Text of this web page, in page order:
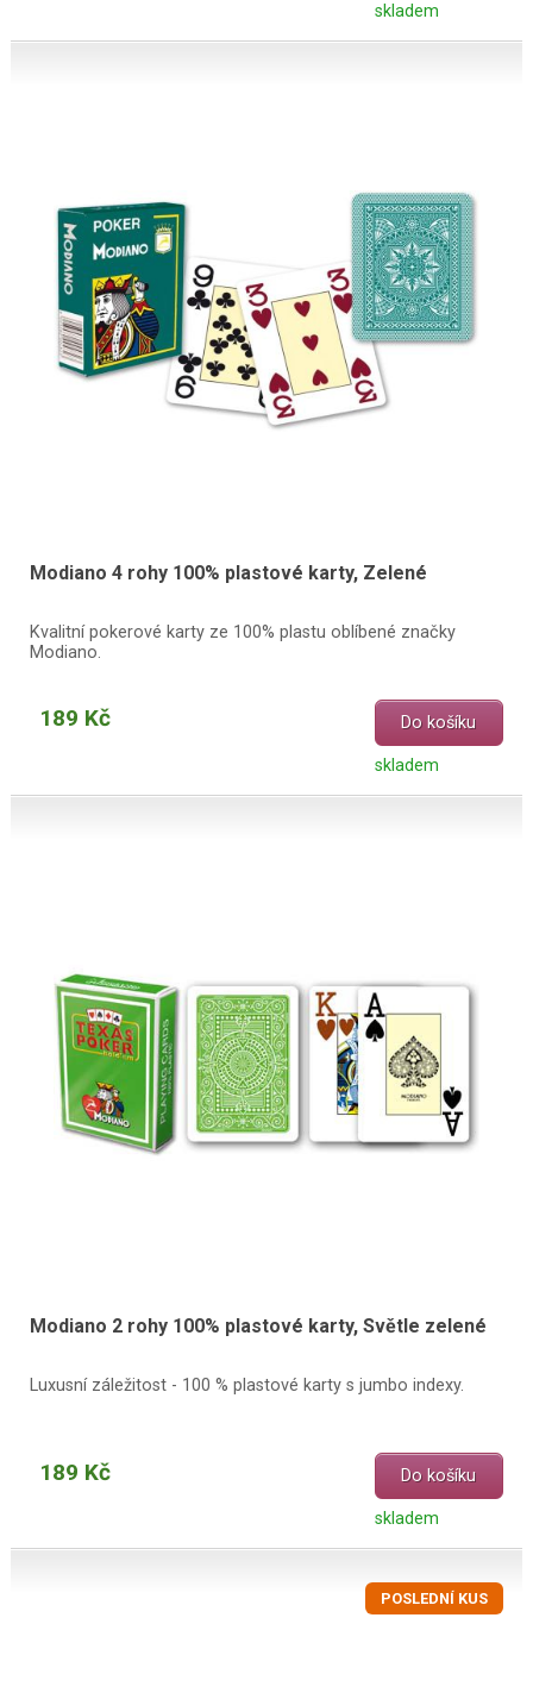
skladem
Modiano 4 rohy 100% plastové karty, Zelené
Kvalitní pokerové karty ze 100% plastu oblíbené značky
Modiano.
189 Kč Do košíku
skladem
Modiano 2 rohy 100% plastové karty, Světle zelené
Luxusní záležitost - 100 % plastové karty s jumbo indexy.
189 Kč Do košíku
skladem
POSLEDNÍ KUS